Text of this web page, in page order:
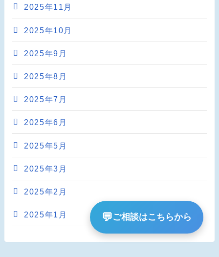
2025年11月
2025年10月
2025年9月
2025年8月
2025年7月
2025年6月
2025年5月
2025年3月
2025年2月
2025年1月 💬ご相談はこちらから